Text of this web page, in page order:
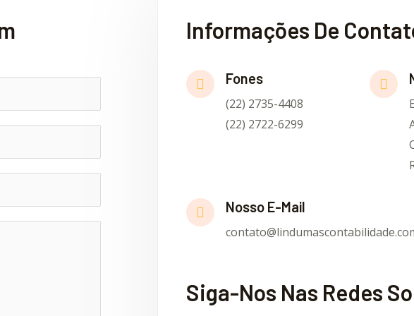
Informações De
Fones
(22) 2735-4408
(22) 2722-6299
Nosso E-Mail
Siga-Nos Nas Redes